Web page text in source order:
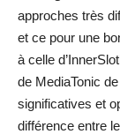
approches très
et ce pour une
à celle
de MediaTonic
significatives et
différence entre